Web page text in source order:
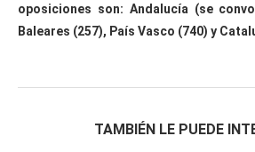
oposiciones son: Andalucía (se
Baleares (257), País Vasco (740) y
TAMBIÉN LE PUEDE